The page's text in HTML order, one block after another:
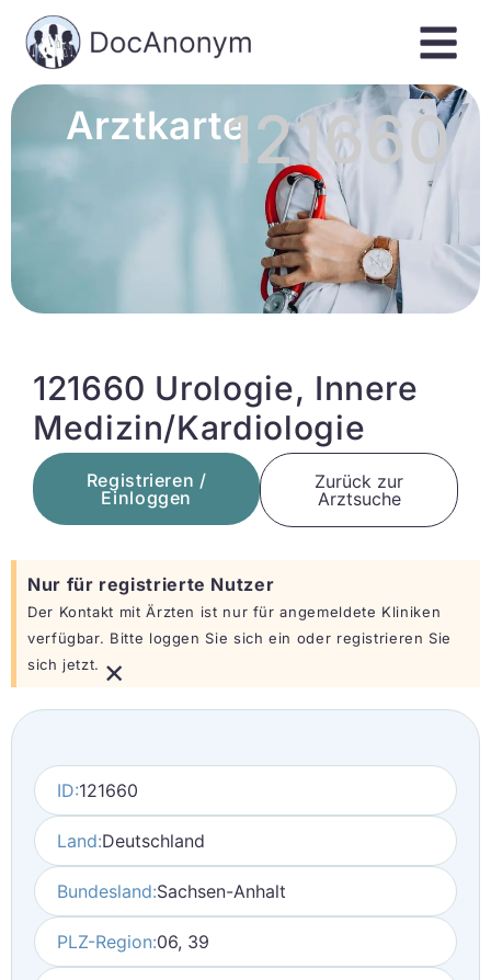
Arztkarte121660
121660 Urologie, Innere
Medizin/Kardiologie
Registrieren /
Einloggen
Zurück zur
Arztsuche
Nur für registrierte Nutzer
Der Kontakt mit Ärzten ist nur für angemeldete Kliniken
verfügbar. Bitte loggen Sie sich ein oder registrieren Sie
sich jetzt. ×
ID:121660
Land:Deutschland
Bundesland:Sachsen-Anhalt
PLZ-Region:06, 39